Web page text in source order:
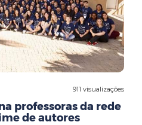
911 visualizações
professoras da rede
de autores